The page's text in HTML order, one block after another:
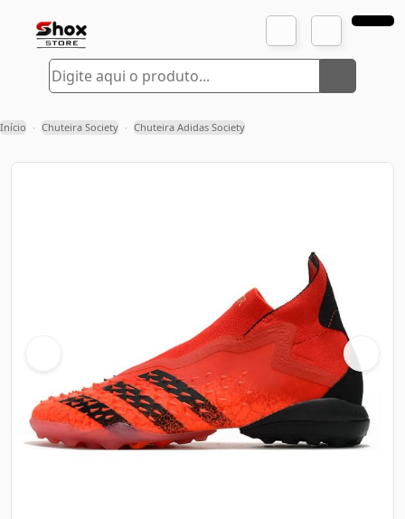
Início › Chuteira Society › Chuteira Adidas Society